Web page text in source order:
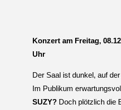
U S
D
U N
Konzert am Freitag,
Uhr
Der Saal ist dunkel, auf
Im Publikum
SUZY?Doch plötzlich die